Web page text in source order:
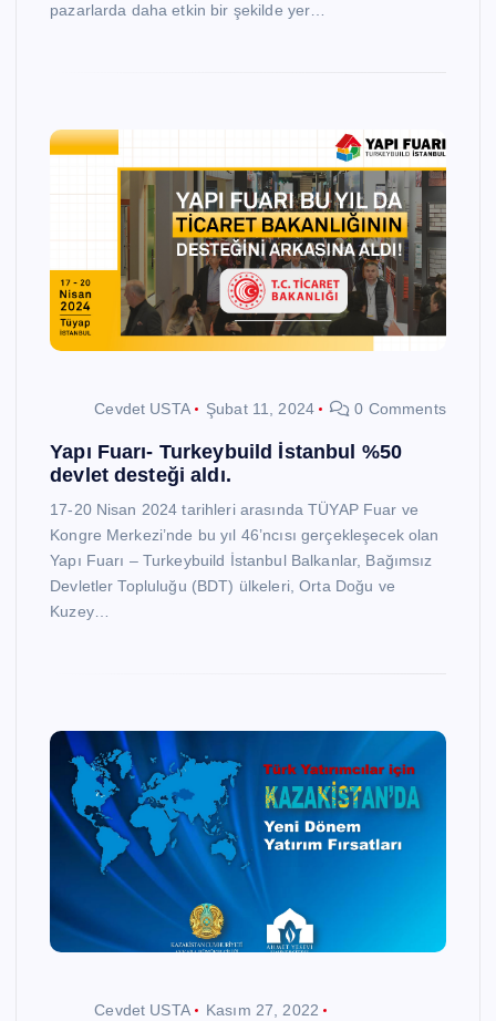
pazarlarda daha etkin bir şekilde yer…
Cevdet USTA Şubat 11, 2024 0 Comments
Yapı Fuarı- Turkeybuild İstanbul %50
devlet desteği aldı.
17-20 Nisan 2024 tarihleri arasında TÜYAP Fuar ve
Kongre Merkezi’nde bu yıl 46’ncısı gerçekleşecek olan
Yapı Fuarı – Turkeybuild İstanbul Balkanlar, Bağımsız
Devletler Topluluğu (BDT) ülkeleri, Orta Doğu ve
Kuzey…
Cevdet USTA
Kasım 27, 2022